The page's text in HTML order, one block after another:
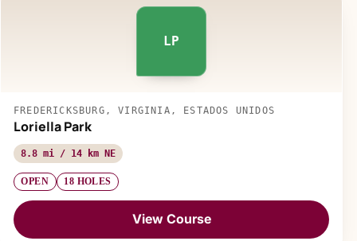
LP
FREDERICKSBURG, VIRGINIA, ESTADOS UNIDOS
Loriella Park
8.8 mi / 14 km NE
OPEN 18 HOLES
View Course